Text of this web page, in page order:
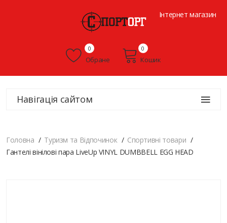
Інтернет магазин
Обране
0
Кошик
0
Навігація сайтом
Головна Туризм та Відпочинок
Спортивні товари
Гантелі вінілові пара LiveUp VINYL DUMBBELL EGG HEAD